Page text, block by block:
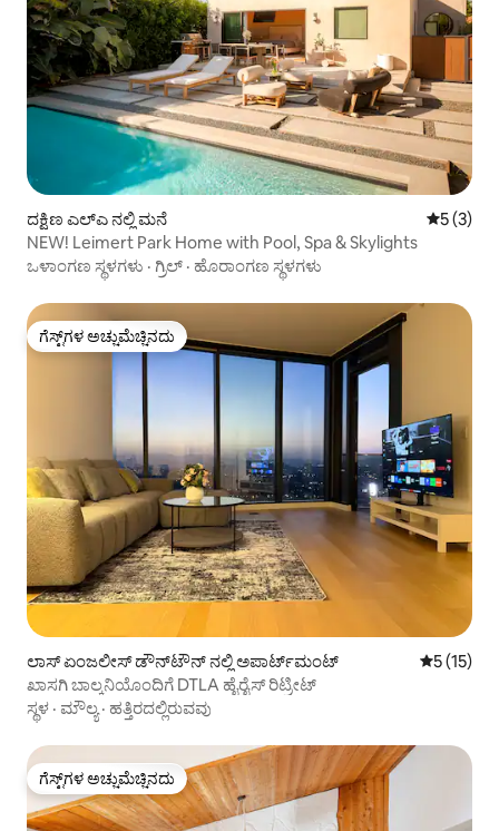
ದಕ್ಷಿಣ ಎಲ್‌ಎ ನಲ್ಲಿ ಮನೆ 5 ರಲ್ಲಿ 5
5 (3)
NEW! Leimert Park Home with Pool, Spa & Skylights
ಒಳಾಂಗಣ ಸ್ಥಳಗಳು · ಗ್ರಿಲ್ · ಹೊರಾಂಗಣ ಸ್ಥಳಗಳು
ಗೆಸ್ಟ್‌ಗಳ ಅಚ್ಚುಮೆಚ್ಚಿನದು
ಗೆಸ್ಟ್‌ಗಳ ಅಚ್ಚುಮೆಚ್ಚಿನದು
ಲಾಸ್ ಏಂಜಲೀಸ್ ಡೌನ್‌ಟೌನ್ ನಲ್ಲಿ ಅಪಾರ್ಟ್‌ಮಂಟ್ 5 ರಲ್ಲಿ 5
5 (15)
ಖಾಸಗಿ ಬಾಲ್ಕನಿಯೊಂದಿಗೆ DTLA ಹೈರೈಸ್ ರಿಟ್ರೀಟ್
ಸ್ಥಳ · ಮೌಲ್ಯ· ಹತ್ತಿರದಲ್ಲಿರುವವು
ಗೆಸ್ಟ್‌ಗಳ ಅಚ್ಚುಮೆಚ್ಚಿನದು
ಗೆಸ್ಟ್‌ಗಳ ಅಚ್ಚುಮೆಚ್ಚಿನದು